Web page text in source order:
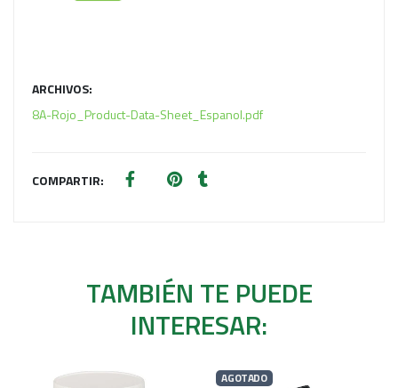
ARCHIVOS:
8A-Rojo_Product-Data-Sheet_Espanol.pdf
COMPARTIR:
TAMBIÉN TE PUEDE
INTERESAR:
AGOTADO